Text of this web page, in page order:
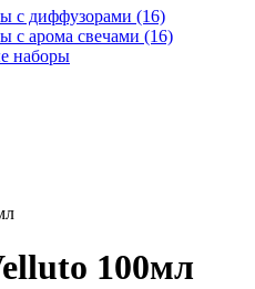
с диффузорами (16)
с арома свечами (16)
наборы
100мл